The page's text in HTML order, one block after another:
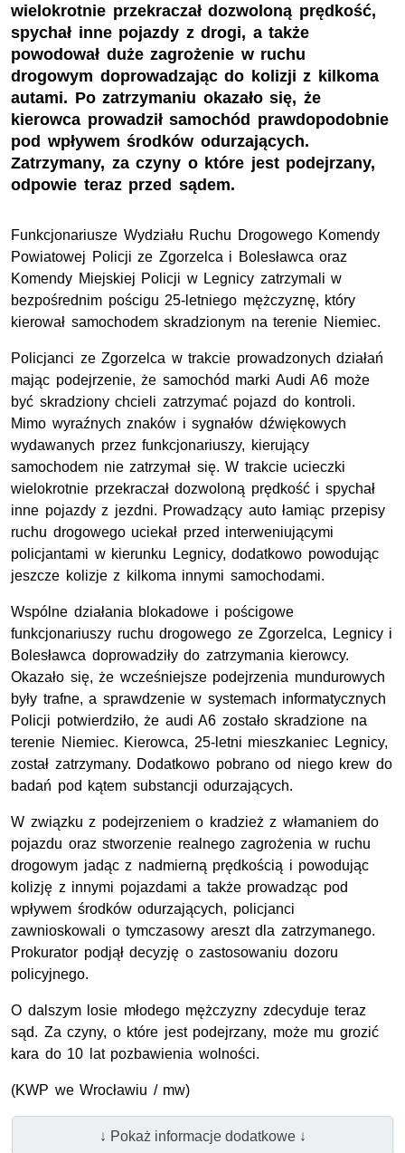
wielokrotnie przekraczał dozwoloną prędkość,
spychał inne pojazdy z drogi, a także
powodował duże zagrożenie w ruchu
drogowym doprowadzając do kolizji z kilkoma
autami. Po zatrzymaniu okazało się, że
kierowca prowadził samochód prawdopodobnie
pod wpływem środków odurzających.
Zatrzymany, za czyny o które jest podejrzany,
odpowie teraz przed sądem.
Funkcjonariusze Wydziału Ruchu Drogowego Komendy
Powiatowej Policji ze Zgorzelca i Bolesławca oraz
Komendy Miejskiej Policji w Legnicy zatrzymali w
bezpośrednim pościgu 25-letniego mężczyznę, który
kierował samochodem skradzionym na terenie Niemiec.
Policjanci ze Zgorzelca w trakcie prowadzonych działań
mając podejrzenie, że samochód marki Audi A6 może
być skradziony chcieli zatrzymać pojazd do kontroli.
Mimo wyraźnych znaków i sygnałów dźwiękowych
wydawanych przez funkcjonariuszy, kierujący
samochodem nie zatrzymał się. W trakcie ucieczki
wielokrotnie przekraczał dozwoloną prędkość i spychał
inne pojazdy z jezdni. Prowadzący auto łamiąc przepisy
ruchu drogowego uciekał przed interweniującymi
policjantami w kierunku Legnicy, dodatkowo powodując
jeszcze kolizje z kilkoma innymi samochodami.
Wspólne działania blokadowe i pościgowe
funkcjonariuszy ruchu drogowego ze Zgorzelca, Legnicy i
Bolesławca doprowadziły do zatrzymania kierowcy.
Okazało się, że wcześniejsze podejrzenia mundurowych
były trafne, a sprawdzenie w systemach informatycznych
Policji potwierdziło, że audi A6 zostało skradzione na
terenie Niemiec. Kierowca, 25-letni mieszkaniec Legnicy,
został zatrzymany. Dodatkowo pobrano od niego krew do
badań pod kątem substancji odurzających.
W związku z podejrzeniem o kradzież z włamaniem do
pojazdu oraz stworzenie realnego zagrożenia w ruchu
drogowym jadąc z nadmierną prędkością i powodując
kolizję z innymi pojazdami a także prowadząc pod
wpływem środków odurzających, policjanci
zawnioskowali o tymczasowy areszt dla zatrzymanego.
Prokurator podjął decyzję o zastosowaniu dozoru
policyjnego.
O dalszym losie młodego mężczyzny zdecyduje teraz
sąd. Za czyny, o które jest podejrzany, może mu grozić
kara do 10 lat pozbawienia wolności.
(KWP we Wrocławiu / mw)
↓ Pokaż informacje dodatkowe ↓